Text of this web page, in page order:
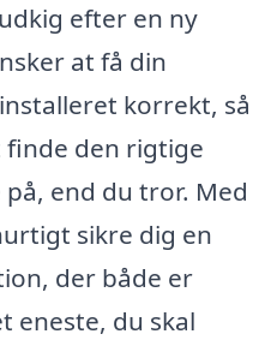
efter en ny
at få din
korrekt, så
finde den rigtige
end du tror. Med
sikre dig en
der både er
eneste, du skal